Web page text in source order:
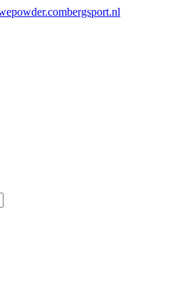
bergsport.nl